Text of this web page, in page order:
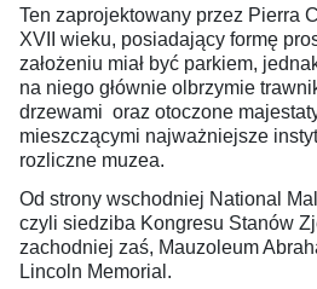
Ten zaprojektowany przez Pierra
XVII wieku, posiadający formę
założeniu miał być parkiem,
na niego głównie olbrzymie
drzewami oraz otoczone
mieszczącymi najważniejsze
rozliczne muzea.
Od strony wschodniej National
czyli siedziba Kongresu Stanów
zachodniej zaś, Mauzoleum
Lincoln Memorial.